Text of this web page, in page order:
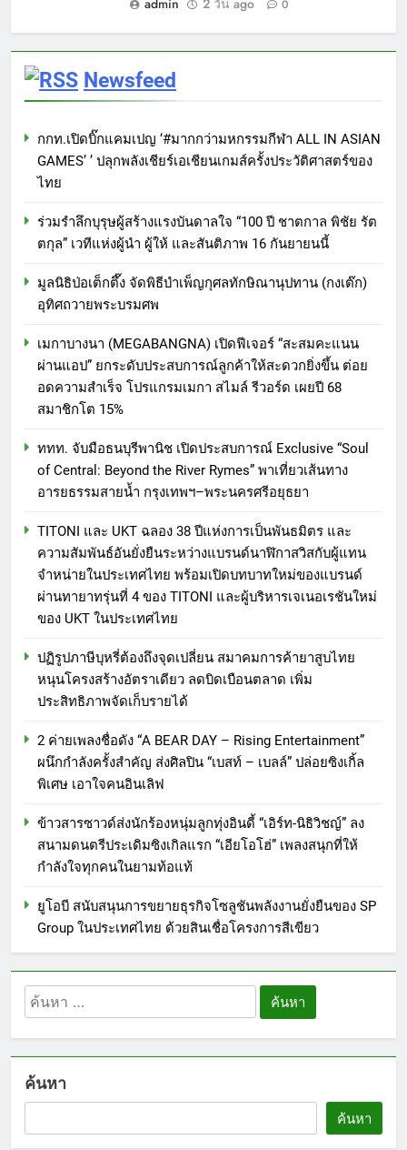
0
Newsfeed
กกท.เปิดบิ๊กแคมเปญ ‘#มากกว่ามหกรรมกีฬา ALL IN ASIAN
GAMES’ ’ ปลุกพลังเชียร์เอเชียนเกมส์ครั้งประวัติศาสตร์ของ
ไทย
ร่วมรำลึกบุรุษผู้สร้างแรงบันดาลใจ “100 ปี ชาตกาล พิชัย รัต
ตกุล” เวทีแห่งผู้นำ ผู้ให้ และสันติภาพ 16 กันยายนนี้
มูลนิธิป่อเต็กตึ๊ง จัดพิธีบำเพ็ญกุศลทักษิณานุปทาน (กงเต๊ก)
อุทิศถวายพระบรมศพ
เมกาบางนา (MEGABANGNA) เปิดฟีเจอร์ “สะสมคะแนน
ผ่านแอป” ยกระดับประสบการณ์ลูกค้าให้สะดวกยิ่งขึ้น ต่อย
อดความสำเร็จ โปรแกรมเมกา สไมล์ รีวอร์ด เผยปี 68
สมาชิกโต 15%
ททท. จับมือธนบุรีพานิช เปิดประสบการณ์ Exclusive “Soul
of Central: Beyond the River Rymes” พาเที่ยวเส้นทาง
อารยธรรมสายน้ำ กรุงเทพฯ–พระนครศรีอยุธยา
TITONI และ UKT ฉลอง 38 ปีแห่งการเป็นพันธมิตร และ
ความสัมพันธ์อันยั่งยืนระหว่างแบรนด์นาฬิกาสวิสกับผู้แทน
จำหน่ายในประเทศไทย พร้อมเปิดบทบาทใหม่ของแบรนด์
ผ่านทายาทรุ่นที่ 4 ของ TITONI และผู้บริหารเจเนอเรชันใหม่
ของ UKT ในประเทศไทย
ปฏิรูปภาษีบุหรี่ต้องถึงจุดเปลี่ยน สมาคมการค้ายาสูบไทย
หนุนโครงสร้างอัตราเดียว ลดบิดเบือนตลาด เพิ่ม
ประสิทธิภาพจัดเก็บรายได้
2 ค่ายเพลงชื่อดัง “A BEAR DAY – Rising Entertainment”
ผนึกกำลังครั้งสำคัญ ส่งศิลปิน “เบสท์ – เบลล์” ปล่อยซิงเกิ้ล
พิเศษ เอาใจคนอินเลิฟ
ข้าวสารซาวด์ส่งนักร้องหนุ่มลูกทุ่งอินดี้ “เอิร์ท-นิธิวิชญ์” ลง
สนามดนตรีประเดิมซิงเกิลแรก “เอียโอโฮ่” เพลงสนุกที่ให้
กำลังใจทุกคนในยามท้อแท้
ยูโอบี สนับสนุนการขยายธุรกิจโซลูชันพลังงานยั่งยืนของ SP
Group ในประเทศไทย ด้วยสินเชื่อโครงการสีเขียว
ค้นหา
สำหรับ:
ค้นหา
ค้นหา
เหิงลี่ แมนูแฟคเจอริ่ง เทคโนโลยี
(ไทยแลนด์) เปิดโรงงานแห่งใหม่
เสริมแกร่งยุทธศาสตร์ระดับโลก
TECNO ประกาศทรานส์ฟอร์มจาก